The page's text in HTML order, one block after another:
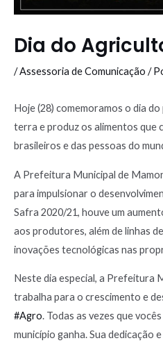
Dia do
/Assessoria de Comunicação /
Hoje (28) comemoramos o dia
terra e produz os alimentos que
brasileiros e das pessoas do
A Prefeitura Municipal de
para impulsionar o
Safra 2020/21, houve um
aos produtores, além de linhas
inovações tecnológicas nas
Neste dia especial, a Prefeitura
trabalha para o crescimento e
#Agro. Todas as vezes que
município ganha. Sua dedicação